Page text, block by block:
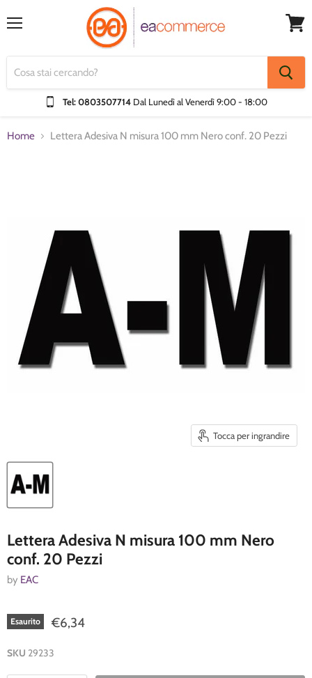
Tel: 0803507714 Dal Lunedì al Venerdì9:00 - 18:00
Home Lettera Adesiva N misura 100 mm Nero conf. 20 Pezzi
Tocca per ingrandire
Lettera Adesiva N misura 100 mm Nero
conf. 20 Pezzi
by EAC
Esaurito €6,34
SKU 29233